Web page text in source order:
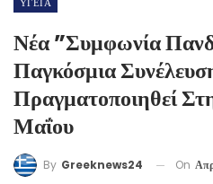
Νέα ”συμφωνία
Παγκόσμια
Πραγματοποιηθεί
Μαΐου
By Greeknews24 On